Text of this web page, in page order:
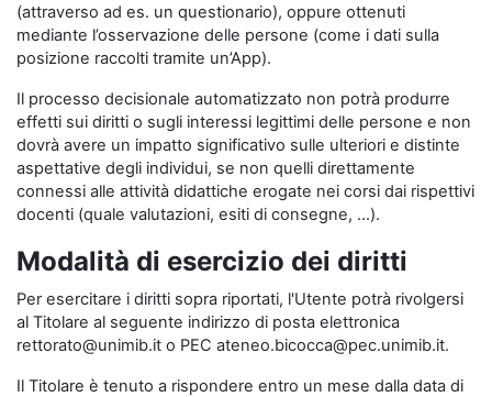
(attraverso ad es. un questionario), oppure ottenuti
mediante l’osservazione delle persone (come i dati sulla
posizione raccolti tramite un’App).
Il processo decisionale automatizzato non potrà produrre
effetti sui diritti o sugli interessi legittimi delle persone e non
dovrà avere un impatto significativo sulle ulteriori e distinte
aspettative degli individui, se non quelli direttamente
connessi alle attività didattiche erogate nei corsi dai rispettivi
docenti (quale valutazioni, esiti di consegne, …).
Modalità di esercizio dei diritti
Per esercitare i diritti sopra riportati, l'Utente potrà rivolgersi
al Titolare al seguente indirizzo di posta elettronica
rettorato@unimib.it o PEC ateneo.bicocca@pec.unimib.it.
Il Titolare è tenuto a rispondere entro un mese dalla data di